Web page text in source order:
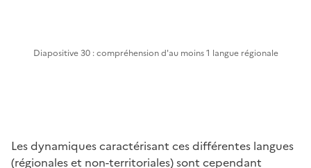
Diapositive 30 : compréhension d'au moins 1 langue régionale
Les dynamiques caractérisant ces différentes langues
(régionales et non-territoriales) sont cependant